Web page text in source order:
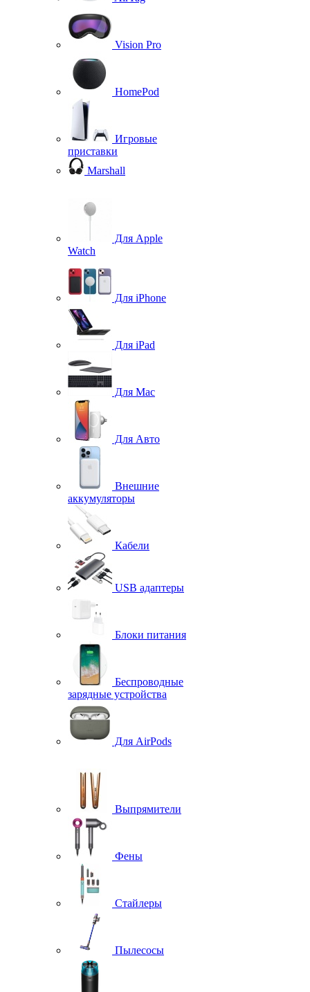
Vision Pro
HomePod
Игровые
приставки
Marshall
Для Apple
Watch
Для iPhone
Для iPad
Для Mac
Для Авто
Внешние
аккумуляторы
Кабели
USB адаптеры
Блоки питания
Беспроводные
зарядные устройства
Для AirPods
Выпрямители
Фены
Стайлеры
Пылесосы